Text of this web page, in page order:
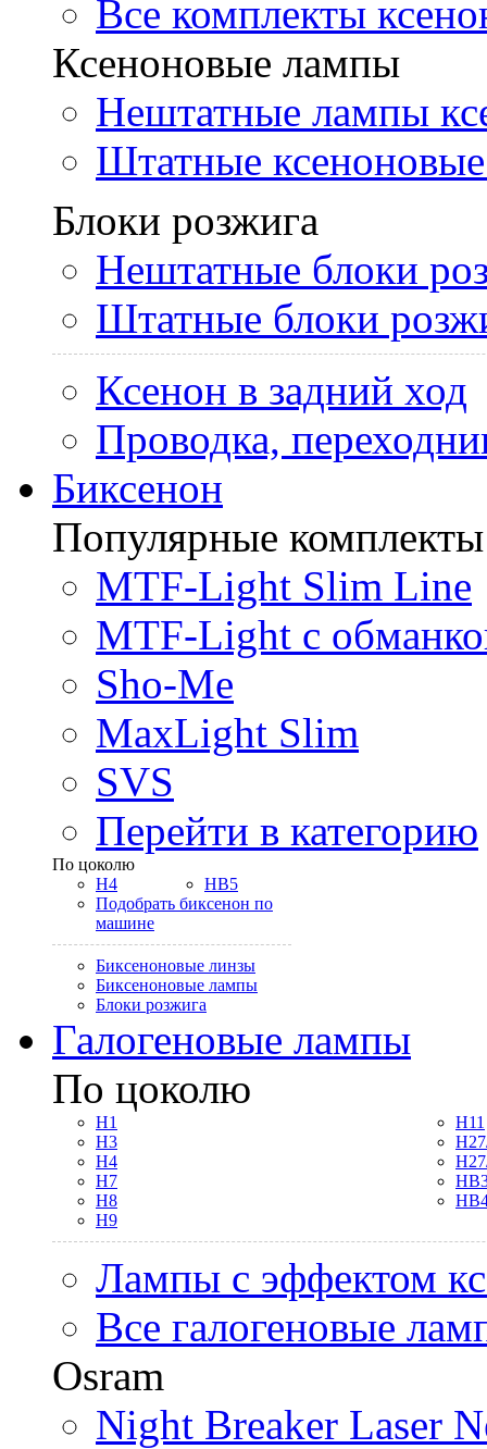
Все комплекты
Ксеноновые лампы
Нештатные лампы
Штатные
Блоки розжига
Нештатные блоки
Штатные блоки
Ксенон в задний ход
Проводка,
Биксенон
Популярные комплекты
MTF-Light Slim Line
MTF-Light с
Sho-Me
MaxLight Slim
SVS
Перейти в категорию
По цоколю
H4
HB5
Подобрать биксенон по
машине
Биксеноновые линзы
Биксеноновые лампы
Блоки розжига
Галогеновые лампы
По цоколю
H1
H3
H4
H7
H8
H9
H11
Лампы с эффектом
Все галогеновые
Osram
Night Breaker Laser